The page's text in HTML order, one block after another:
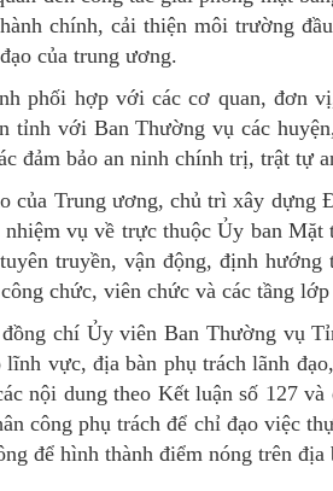
chính, cải thiện môi trường
của trung ương.
phối hợp với các cơ quan, đơn
với Ban Thường vụ các
đảm bảo an ninh chính trị, trật tự
của Trung ương, chủ trì xây dựng
vụ về trực thuộc Ủy ban Mặt
truyền, vận động, định
chức, viên chức và các tầng lớp
chí Ủy viên Ban Thường vụ
vực, địa bàn phụ trách lãnh
nội dung theo Kết luận số 127 và
công phụ trách để chỉ đạo việc
để hình thành điểm nóng trên địa